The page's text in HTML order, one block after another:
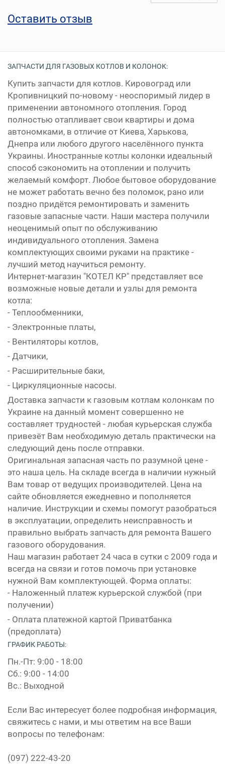
Оставить отзыв
ЗАПЧАСТИ ДЛЯ ГАЗОВЫХ КОТЛОВ И КОЛОНОК:
Купить запчасти для котлов. Кировоград или
Кропивницкий по-новому - неоспоримый лидер в
применении автономного отопления. Город
полностью отапливает свои квартиры и дома
автономками, в отличие от Киева, Харькова,
Днепра или любого другого населённого пункта
Украины. Иностранные котлы колонки идеальный
способ сэкономить на отоплении и получить
желаемый комфорт. Любое бытовое оборудование
не может работать вечно без поломок, рано или
поздно придётся ремонтировать и заменить
газовые запасные части. Наши мастера получили
неоценимый опыт по обслуживанию
индивидуального отопления. Замена
комплектующих своими руками на практике -
лучший метод научиться ремонту.
Интернет-магазин "КОТЕЛ КР" представляет все
возможные новые детали и узлы для ремонта
котла:
- Теплообменники,
- Электронные платы,
- Вентиляторы котлов,
- Датчики,
- Расширительные баки,
- Циркуляционные насосы.
Доставка запчасти к газовым котлам колонкам по
Украине на данный момент совершенно не
составляет трудностей - любая курьерская служба
привезёт Вам необходимую деталь практически на
следующий день после отправки.
Оригинальная запасная часть по разумной цене -
это наша цель. На складе всегда в наличии нужный
Вам товар от ведущих производителей. Цена на
сайте обновляется ежедневно и пополняется
наличие. Инструкции и схемы помогут разобраться
в эксплуатации, определить неисправность и
правильно выбрать запчасть для ремонта Вашего
газового оборудования.
Наш магазин работает 24 часа в сутки с 2009 года и
всегда на связи и готов помочь при установке
нужной Вам комплектующей. Форма оплаты:
- Наложенный платеж курьерской службой (при
получении)
- Оплата платежной картой Приватбанка
(предоплата)
ГРАФИК РАБОТЫ:
Пн.-Пт: 9:00 - 18:00
Сб.: 9:00 - 14:00
Вс.: Выходной
Если Вас интересует более подробная информация,
свяжитесь с нами, и мы ответим на все Ваши
вопросы по телефонам:
(097) 222-43-20